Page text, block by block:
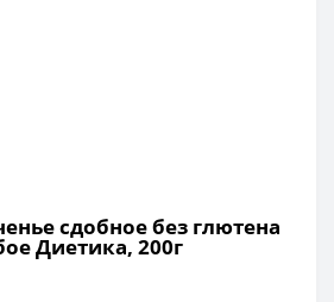
сдобное без глютена
Диетика, 200г